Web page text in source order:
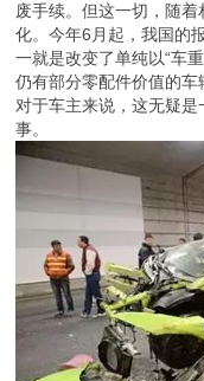
废手续。但这一切，随
化。今年6月起，我国的
一就是改变了单纯以“车
仍有部分零配件价值的车
对于车主来说，这无疑
事。